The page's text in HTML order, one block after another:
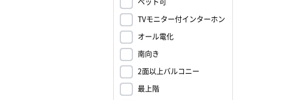
TVモニター付インターホン
オール電化
南向き
2面以上バルコニー
最上階